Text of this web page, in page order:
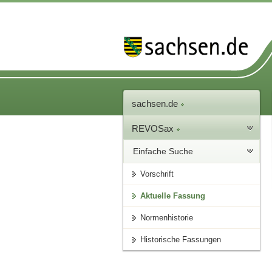
sachsen.de
REVOSax
Einfache Suche
Vorschrift
Aktuelle Fassung
Normenhistorie
Historische Fassungen